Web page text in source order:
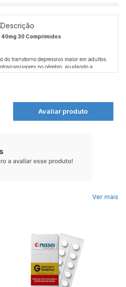
40mg 30 Comprimidos
do transtorno depressivo maior em adultos.
no cérebro, ajudando a
da depressão.
com inibidores da monoamina
após a interrupção ou início de um
evitar essa combinação devido ao
Avaliar produto
Ver mais